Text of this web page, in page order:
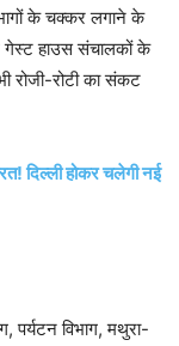
के चक्कर लगाने के
गेस्ट हाउस संचालकों के
रोजी-रोटी का संकट
दिल्ली होकर चलेगी नई
पर्यटन विभाग, मथुरा-